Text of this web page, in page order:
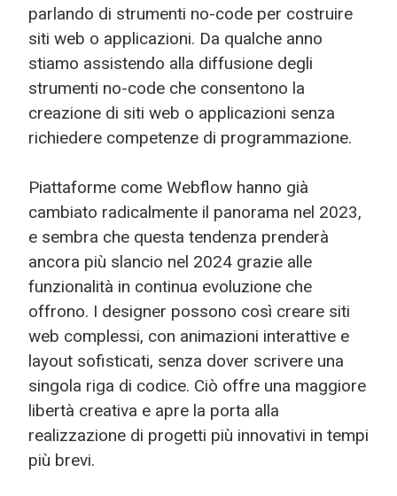
parlando di strumenti no-code per costruire
siti web o applicazioni. Da qualche anno
stiamo assistendo alla diffusione degli
strumenti no-code che consentono la
creazione di siti web o applicazioni senza
richiedere competenze di programmazione.
Piattaforme come Webflow hanno già
cambiato radicalmente il panorama nel 2023,
e sembra che questa tendenza prenderà
ancora più slancio nel 2024 grazie alle
funzionalità in continua evoluzione che
offrono. I designer possono così creare siti
web complessi, con animazioni interattive e
layout sofisticati, senza dover scrivere una
singola riga di codice. Ciò offre una maggiore
libertà creativa e apre la porta alla
realizzazione di progetti più innovativi in tempi
più brevi.